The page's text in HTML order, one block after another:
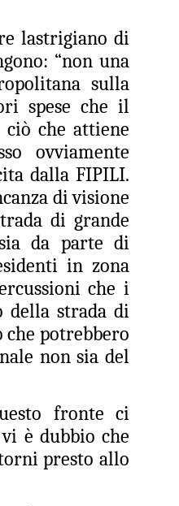
lastrigiano di
“non una
sulla
spese che il
ciò che attiene
ovviamente
dalla FIPILI.
di visione
di grande
da parte di
in zona
che i
della strada di
che potrebbero
non sia del
fronte ci
è dubbio che
presto allo
DILAGA
“Durante questi mesi estivi sta
continuando, imperturbato, il
problema della mancata sicurezza
e della necessità di ripristinare la
quiete pubblica in più̀ zone di
Campi Bisenzio tra il capoluogo,
San Martino, San Lorenzo e San
Donnino”.